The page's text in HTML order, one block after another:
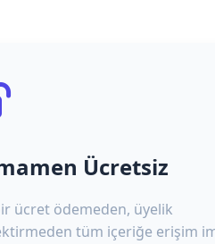
Ücretsiz
ücret ödemeden, üyelik
tüm içeriğe erişim